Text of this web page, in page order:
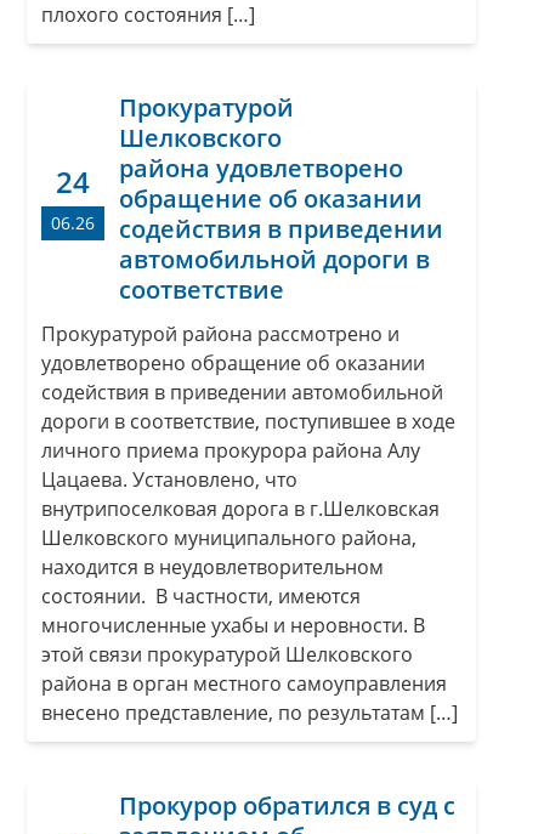
плохого состояния […]
24
06.26
Прокуратурой
Шелковского
района удовлетворено
обращение об оказании
содействия в приведении
автомобильной дороги в
соответствие
Прокуратурой района рассмотрено и
удовлетворено обращение об оказании
содействия в приведении автомобильной
дороги в соответствие, поступившее в ходе
личного приема прокурора района Алу
Цацаева. Установлено, что
внутрипоселковая дорога в г.Шелковская
Шелковского муниципального района,
находится в неудовлетворительном
состоянии. В частности, имеются
многочисленные ухабы и неровности. В
этой связи прокуратурой Шелковского
района в орган местного самоуправления
внесено представление, по результатам […]
Прокурор обратился в суд с